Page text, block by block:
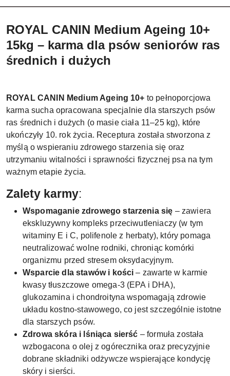
ROYAL CANIN Medium Ageing 10+
15kg – karma dla psów seniorów ras
średnich i dużych
ROYAL CANIN Medium Ageing 10+ to pełnoporcjowa
karma sucha opracowana specjalnie dla starszych psów
ras średnich i dużych (o masie ciała 11–25 kg), które
ukończyły 10. rok życia. Receptura została stworzona z
myślą o wspieraniu zdrowego starzenia się oraz
utrzymaniu witalności i sprawności fizycznej psa na tym
ważnym etapie życia.
Zalety karmy:
Wspomaganie zdrowego starzenia się – zawiera
ekskluzywny kompleks przeciwutleniaczy (w tym
witaminy E i C, polifenole z herbaty), który pomaga
neutralizować wolne rodniki, chroniąc komórki
organizmu przed stresem oksydacyjnym.
Wsparcie dla stawów i kości – zawarte w karmie
kwasy tłuszczowe omega-3 (EPA i DHA),
glukozamina i chondroityna wspomagają zdrowie
układu kostno-stawowego, co jest szczególnie istotne
dla starszych psów.
Zdrowa skóra i lśniąca sierść – formuła została
wzbogacona o olej z ogórecznika oraz precyzyjnie
dobrane składniki odżywcze wspierające kondycję
skóry i sierści.